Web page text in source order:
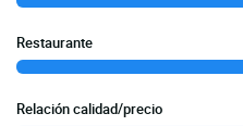
Restaurante
Relación calidad/precio